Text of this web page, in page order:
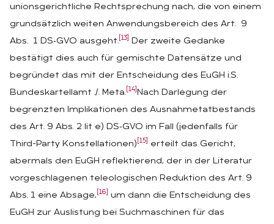
unionsgerichtliche Rechtsprechung nach, die von einem
grundsätzlich weiten Anwendungsbereich des Art. 9
Abs. 1 DS‑GVO ausgeht. [13]
Der zweite Gedanke
bestätigt dies auch für gemischte Datensätze und
begründet das mit der Entscheidung des EuGH i.S.
Bundeskartellamt ./. Meta. [14] Nach Darlegung der
begrenzten Implikationen des Ausnahmetatbestands
des Art. 9 Abs. 2 lit e) DS‑GVO im Fall (jedenfalls für
Third-Party Konstellationen) [15]
erteilt das Gericht,
abermals den EuGH reflektierend, der in der Literatur
vorgeschlagenen teleologischen Reduktion des Art. 9
Abs. 1 eine Absage, [16]
um dann die Entscheidung des
EuGH zur Auslistung bei Suchmaschinen für das